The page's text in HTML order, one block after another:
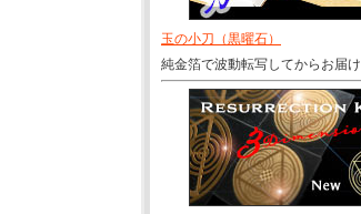
玉の小刀（黒曜石）
純金箔で波動転写してからお届け